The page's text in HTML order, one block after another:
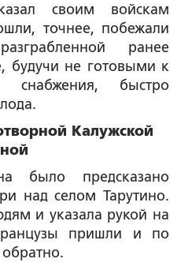
своим войскам
точнее, побежали
ранее
будучи не готовыми к
быстро
Калужской
было предсказано
над селом Тарутино.
и указала рукой на
пришли и по
обратно.